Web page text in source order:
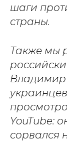
шаги
страны.
Также мы
Владимир
YouTube:
сорвался